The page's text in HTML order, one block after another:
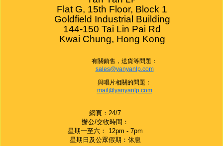
Flat G, 15th Floor, Block 1
Goldfield Industrial Building
144-150 Tai Lin Pai Rd
Kwai Chung, Hong Kong
有關銷售，送貨等問題：
sales@yanyanlp.com
與唱片相關的問題：
mail@yanyanlp.com
網頁：24/7
辦公/交收時間：
星期一至六： 12pm - 7pm
星期日及公眾假期：休息